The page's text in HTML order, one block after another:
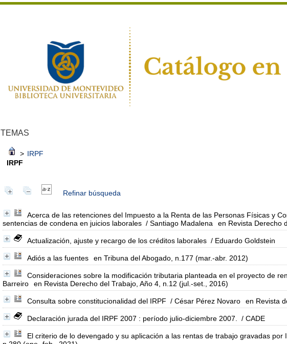
TEMAS
> IRPF
IRPF
Refinar búsqueda
Acerca de las retenciones del Impuesto a la Renta de las Personas Físicas y
sentencias de condena en juicios laborales / Santiago Madalena en Revista Derecho
Actualización, ajuste y recargo de los créditos laborales / Eduardo Goldstein
Adiós a las fuentes en Tribuna del Abogado, n.177 (mar.-abr. 2012)
Consideraciones sobre la modificación tributaria planteada en el proyecto de
Barreiro
en Revista Derecho del Trabajo, Año 4, n.12 (jul.-set., 2016)
Consulta sobre constitucionalidad del IRPF / César Pérez Novaro en Revista
Declaración jurada del IRPF 2007 : período julio-diciembre 2007. / CADE
El criterio de lo devengado y su aplicación a las rentas de trabajo gravadas por